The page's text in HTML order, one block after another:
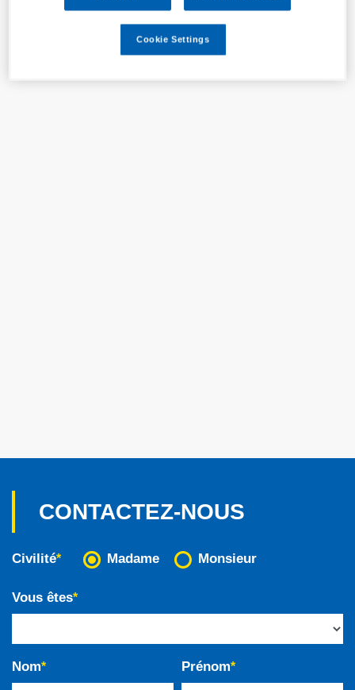
CONTACTEZ-NOUS
Civilité* Madame Monsieur
Vous êtes*
Nom* Prénom*
Cookie Settings